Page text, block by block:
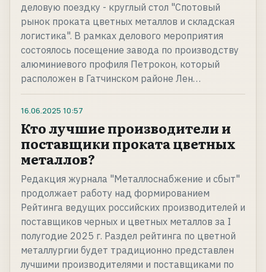
деловую поездку - круглый стол "Спотовый
рынок проката цветных металлов и складская
логистика". В рамках делового мероприятия
состоялось посещение завода по производству
алюминиевого профиля Петрокон, который
расположен в Гатчинском районе Лен…
16.06.2025 10:57
Кто лучшие производители и
поставщики проката цветных
металлов?
Редакция журнала "Металлоснабжение и сбыт"
продолжает работу над формированием
Рейтинга ведущих российских производителей и
поставщиков черных и цветных металлов за I
полугодие 2025 г. Раздел рейтинга по цветной
металлургии будет традиционно представлен
лучшими производителями и поставщиками по